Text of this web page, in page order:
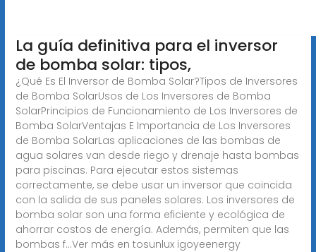
La guía definitiva para el inversor
de bomba solar: tipos,
¿Qué Es El Inversor de Bomba Solar?Tipos de Inversores
de Bomba SolarUsos de Los Inversores de Bomba
SolarPrincipios de Funcionamiento de Los Inversores de
Bomba SolarVentajas E Importancia de Los Inversores
de Bomba SolarLas aplicaciones de las bombas de
agua solares van desde riego y drenaje hasta bombas
para piscinas. Para ejecutar estos sistemas
correctamente, se debe usar un inversor que coincida
con la salida de sus paneles solares. Los inversores de
bomba solar son una forma eficiente y ecológica de
ahorrar costos de energía. Además, permiten que las
bombas f...Ver más en tosunlux igoyeenergy